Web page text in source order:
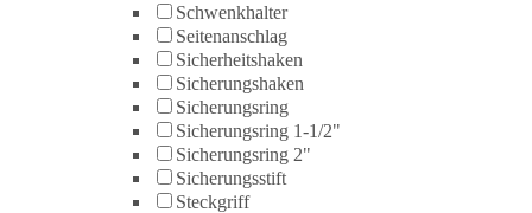
Schwenkhalter
Seitenanschlag
Sicherheitshaken
Sicherungshaken
Sicherungsring
Sicherungsring 1-1/2"
Sicherungsring 2"
Sicherungsstift
Steckgriff